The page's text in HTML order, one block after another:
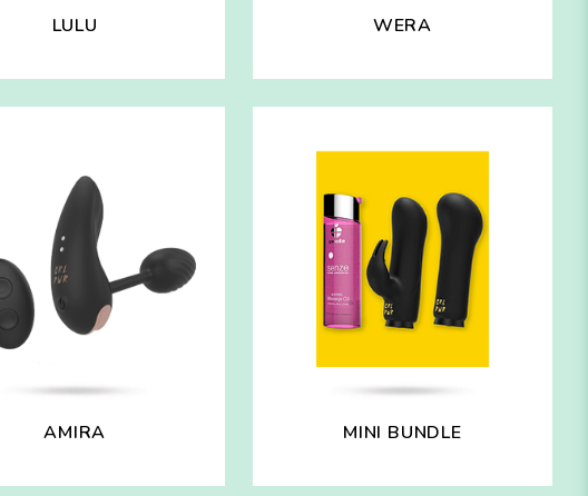
LULU WERA
AMIRA MINI BUNDLE